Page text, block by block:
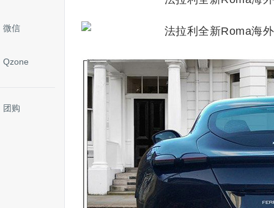
微信
Qzone
团购